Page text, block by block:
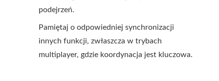
podejrzeń.
Pamiętaj o odpowiedniej synchronizacji
innych funkcji, zwłaszcza w trybach
multiplayer, gdzie koordynacja jest kluczowa.